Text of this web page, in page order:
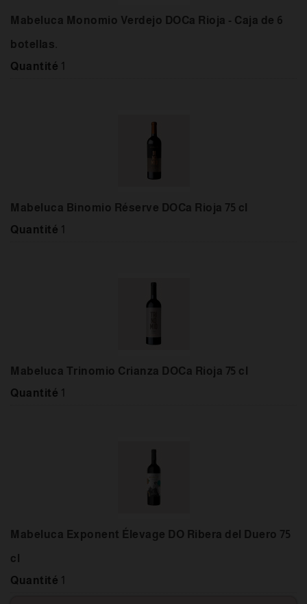
Mabeluca Monomio Verdejo DOCa Rioja - Caja de 6
botellas.
Quantité 1
Mabeluca Binomio Réserve DOCa Rioja 75 cl
Quantité 1
Mabeluca Trinomio Crianza DOCa Rioja 75 cl
Quantité 1
Mabeluca Exponent Élevage DO Ribera del Duero 75
cl
Quantité 1